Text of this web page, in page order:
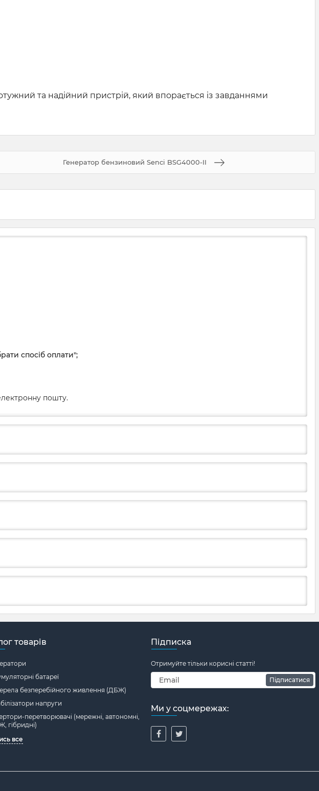
та надійний пристрій, який впорається із завданнями
Генератор бензиновий Senci BSG4000-II
спосіб оплати";
пошту.
товарів
батареї
безперебійного живлення (ДБЖ)
напруги
перетворювачі (мережні, автономні,
гібридні)
все
Підписка
Отримуйте тільки корисні статті!
Підписатися
Ми у соцмережах: